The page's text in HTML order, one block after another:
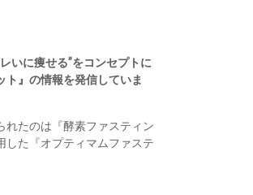
いに痩せる”をコンセプトに
ト』の情報を発信していま
れたのは『酵素ファスティン
した『オプティマムファステ